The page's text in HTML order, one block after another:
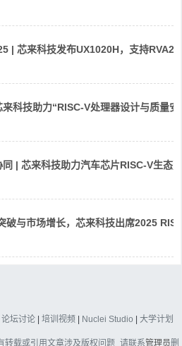
| 芯来科技发布UX1020H，支持
科技助力“RISC-V处理器设计与质量
| 芯来科技助力汽车芯片RISC-V生态
破与市场增长，芯来科技出席2025
论坛讨论 培训视频 Nuclei Studio 大学计划
转载或引用文章涉及版权问题_请联系管理员删